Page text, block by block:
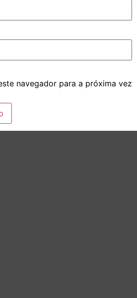
navegador para a próxima vez